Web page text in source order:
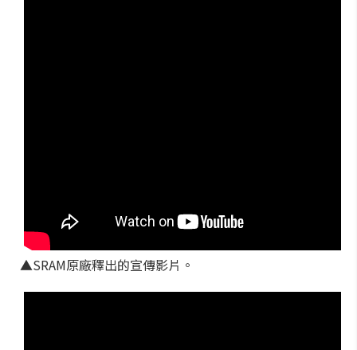
▲SRAM原廠釋出的宣傳影片。